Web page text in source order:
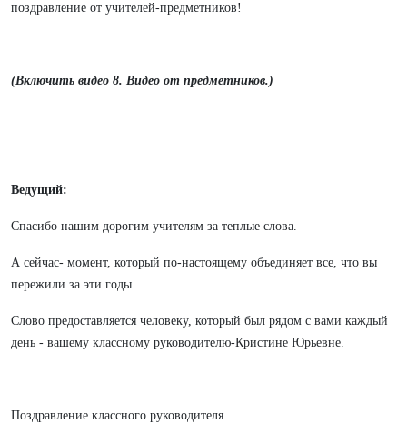
поздравление от учителей-предметников!
(Включить видео 8. Видео от предметников.)
Ведущий:
Спасибо нашим дорогим учителям за теплые слова.
А сейчас- момент, который по-настоящему объединяет все, что вы
пережили за эти годы.
Слово предоставляется человеку, который был рядом с вами каждый
день - вашему классному руководителю-Кристине Юрьевне.
Поздравление классного руководителя.